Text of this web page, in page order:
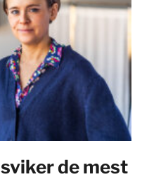
de mest